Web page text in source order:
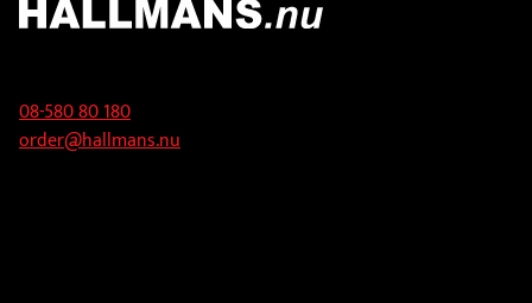
08-580 80 180
order@hallmans.nu